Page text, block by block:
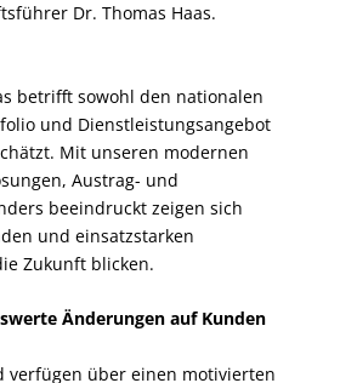
Dr. Thomas Haas.
betrifft sowohl den nationalen
und Dienstleistungsangebot
Mit unseren modernen
Austrag- und
beeindruckt zeigen sich
und einsatzstarken
Zukunft blicken.
Änderungen auf Kunden
verfügen über einen motivierten